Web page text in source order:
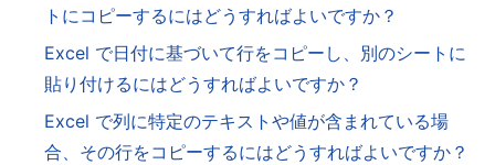
トにコピーするにはどうすればよいですか？
Excel で日付に基づいて行をコピーし、別のシートに
貼り付けるにはどうすればよいですか？
Excel で列に特定のテキストや値が含まれている場
合、その行をコピーするにはどうすればよいですか？